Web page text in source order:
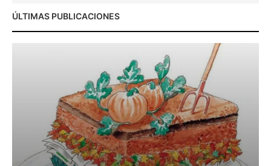
ÚLTIMAS PUBLICACIONES